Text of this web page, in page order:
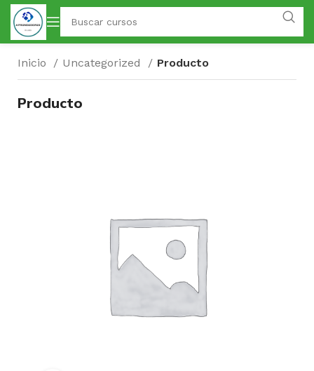
Inicio Uncategorized Producto
Producto